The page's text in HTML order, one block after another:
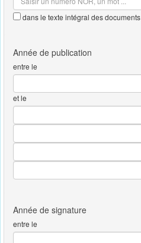
dans le texte intégral des documents
entre le
et le
entre le